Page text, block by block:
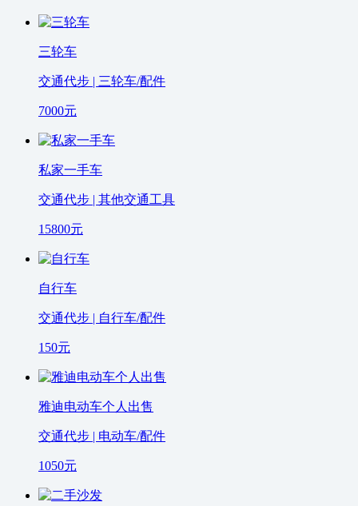
三轮车
交通代步 | 三轮车/配件
7000元
私家一手车
交通代步 | 其他交通工具
15800元
自行车
交通代步 | 自行车/配件
150元
雅迪电动车个人出售
交通代步 | 电动车/配件
1050元